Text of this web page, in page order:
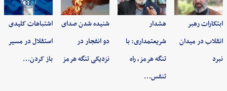
ابتکارات رهبر
انقلاب در میدان
نبرد
هشدار
شریعتمداری: با
تنگه هرمز، راه
تنفس…
شنیده شدن صدای
دو انفجار در
نزدیکی تنگه هرمز
اشتباهات کلیدی
استقلال در مسیر
باز کردن…